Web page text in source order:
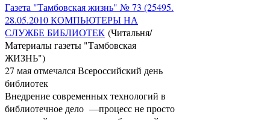
Газета "Тамбовская жизнь" № 73 (25495.
28.05.2010 КОМПЬЮТЕРЫ НА
СЛУЖБЕ БИБЛИОТЕК (Читальня/
Материалы газеты "Тамбовская
ЖИЗНЬ")
27 мая отмечался Всероссийский день
библиотек
Внедрение современных технологий в
библиотечное дело —процесс не просто